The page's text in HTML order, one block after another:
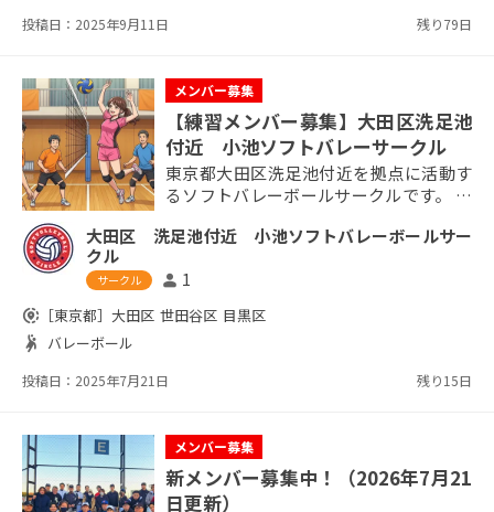
はチームで管理しています。 ユニフォー
ムは入部の際にご購入ください。 グラ
投稿日：2025年9月11日 残り79日
メンバー募集
【練習メンバー募集】大田区洗足池
付近 小池ソフトバレーサークル
東京都大田区洗足池付近を拠点に活動す
るソフトバレーボールサークルです。 ☆
きの老若パパママを中心に、週1回土曜日
中心に活動しています。ボールもゴム製
なので、少々当たっても痛くありませ
ん。 現在、参加しているメンバーにはバ
は、近隣の方々やチームのメンバー...
大田区 洗足池付近 小池ソフトバレーボールサー
クル
サークル person 1
share_location ［東京都］ 大田区 世田谷区 目黒区
sports_handball バレーボール
投稿日：2025年7月21日 残り15日
メンバー募集
新メンバー募集中！（2026年7月21
日更新）